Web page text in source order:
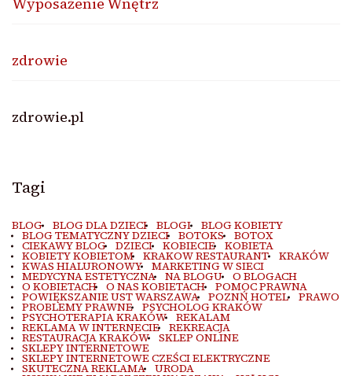
zdrowie
zdrowie.pl
Tagi
BLOG BLOG DLA DZIECI BLOGI BLOG KOBIETY
BLOG TEMATYCZNY DZIECI BOTOKS BOTOX
CIEKAWY BLOG DZIECI KOBIECIE KOBIETA
KOBIETY KOBIETOM KRAKOW RESTAURANT KRAKÓW
KWAS HIALURONOWY MARKETING W SIECI
MEDYCYNA ESTETYCZNA NA BLOGU O BLOGACH
O KOBIETACH O NAS KOBIETACH POMOC PRAWNA
POWIĘKSZANIE UST WARSZAWA POZNŃ HOTEL PRAWO
PROBLEMY PRAWNE PSYCHOLOG KRAKÓW
PSYCHOTERAPIA KRAKÓW REKALAM
REKLAMA W INTERNECIE REKREACJA
RESTAURACJA KRAKÓW SKLEP ONLINE
SKLEPY INTERNETOWE
SKLEPY INTERNETOWE CZEŚCI ELEKTRYCZNE
SKUTECZNA REKLAMA URODA